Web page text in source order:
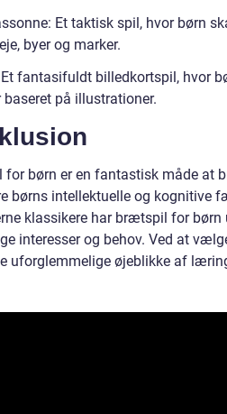
Et taktisk spil, hvor børn
byer og marker.
fantasifuldt billedkortspil, hvor
baseret på illustrationer.
børn er en fantastisk måde at
børns intellektuelle og kognitive
klassikere har brætspil for
interesser og behov. Ved at
uforglemmelige øjeblikke af